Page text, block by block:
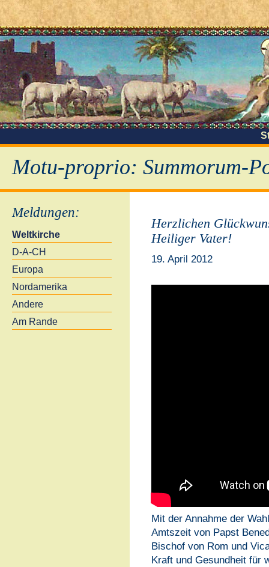
Motu-proprio: Summorum-
Meldungen:
Weltkirche
D-A-CH
Europa
Nordamerika
Andere
Am Rande
Herzlichen
Heiliger Vater!
19. April 2012
Mit der Annahme der
Amtszeit von Papst
Bischof von Rom und
Kraft und Gesundheit für